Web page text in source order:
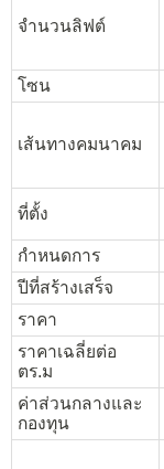
จำนวนลิฟต์
โซน
เส้นทางคมนาคม
ที่ตั้ง
กำหนดการ
ปีที่สร้างเสร็จ
ราคา
ราคาเฉลี่ยต่อ
ตร.ม
ค่าส่วนกลางและ
กองทุน